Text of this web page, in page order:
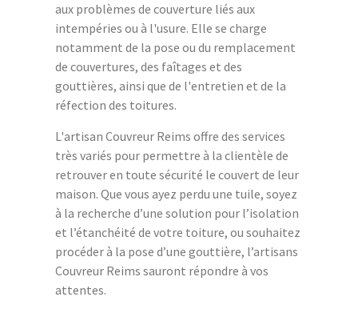
aux problèmes de couverture liés aux
intempéries ou à l'usure. Elle se charge
notamment de la pose ou du remplacement
de couvertures, des faîtages et des
gouttières, ainsi que de l'entretien et de la
réfection des toitures.
L'artisan Couvreur Reims offre des services
très variés pour permettre à la clientèle de
retrouver en toute sécurité le couvert de leur
maison. Que vous ayez perdu une tuile, soyez
à la recherche d’une solution pour l’isolation
et l’étanchéité de votre toiture, ou souhaitez
procéder à la pose d’une gouttière, l’artisans
Couvreur Reims sauront répondre à vos
attentes.